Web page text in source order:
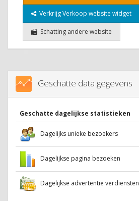
Verkrijg Verkoop website widget
Schatting andere website
Geschatte data gegevens
Geschatte dagelijkse statistieken
Dagelijks unieke bezoekers
Dagelijkse pagina bezoeken
Dagelijkse advertentie verdiensten